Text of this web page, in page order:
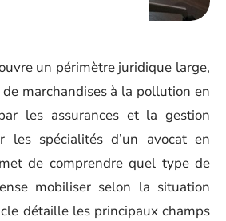
un périmètre juridique large,
marchandises à la pollution en
les assurances et la gestion
les spécialités d’un avocat en
de comprendre quel type de
mobiliser selon la situation
détaille les principaux champs